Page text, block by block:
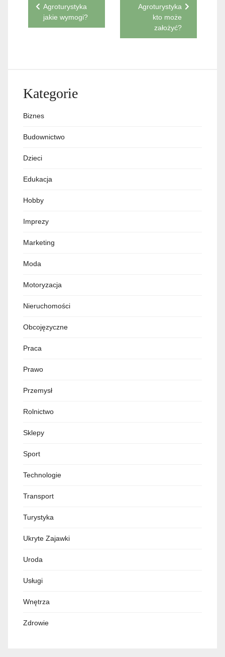
Nawigacja
wpisu
Agroturystyka
jakie wymogi?
Agroturystyka
kto może
założyć?
Kategorie
Biznes
Budownictwo
Dzieci
Edukacja
Hobby
Imprezy
Marketing
Moda
Motoryzacja
Nieruchomości
Obcojęzyczne
Praca
Prawo
Przemysł
Rolnictwo
Sklepy
Sport
Technologie
Transport
Turystyka
Ukryte Zajawki
Uroda
Usługi
Wnętrza
Zdrowie